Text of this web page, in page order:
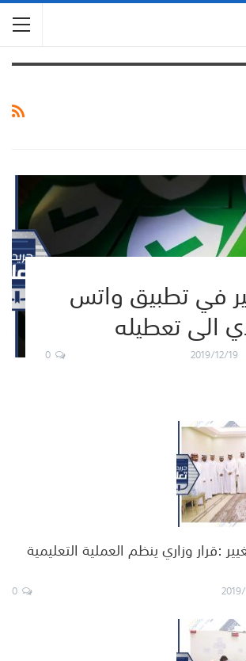
في تطبيق واتس
الى تعطيله
2019/12/19
0
:قرار وزاري ينظم العملية التعليمية